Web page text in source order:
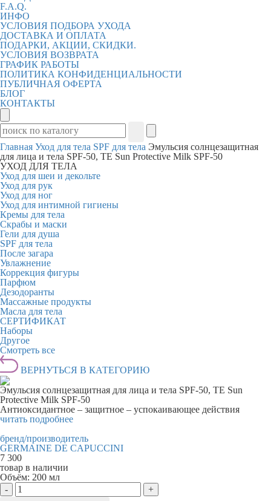
F.A.Q.
ИНФО
УСЛОВИЯ ПОДБОРА УХОДА
ДОСТАВКА И ОПЛАТА
ПОДАРКИ, АКЦИИ, СКИДКИ.
УСЛОВИЯ ВОЗВРАТА
ГРАФИК РАБОТЫ
ПОЛИТИКА КОНФИДЕНЦИАЛЬНОСТИ
ПУБЛИЧНАЯ ОФЕРТА
БЛОГ
КОНТАКТЫ
Главная Уход для тела SPF для тела Эмульсия солнцезащитная
для лица и тела SPF-50, TE Sun Protective Milk SPF-50
УХОД ДЛЯ ТЕЛА
Уход для шеи и декольте
Уход для рук
Уход для ног
Уход для интимной гигиены
Кремы для тела
Скрабы и маски
Гели для душа
SPF для тела
После загара
Увлажнение
Коррекция фигуры
Парфюм
Дезодоранты
Массажные продукты
Масла для тела
СЕРТИФИКАТ
Наборы
Другое
Смотреть все
ВЕРНУТЬСЯ В КАТЕГОРИЮ
Эмульсия солнцезащитная для лица и тела SPF-50, TE Sun
Protective Milk SPF-50
Антиоксидантное – защитное – успокаивающее действия
читать подробнее
бренд/производитель
GERMAINE DE CAPUCCINI
7 300
товар в наличии
Объём: 200 мл
-
+